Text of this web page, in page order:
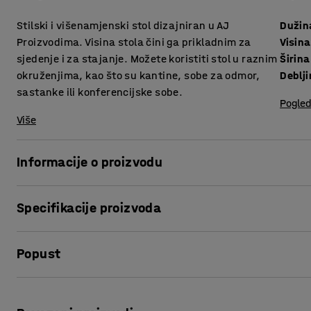
Stilski i višenamjenski stol dizajniran u AJ
Proizvodima. Visina stola čini ga prikladnim za
sjedenje i za stajanje. Možete koristiti stol u raznim
okruženjima, kao što su kantine, sobe za odmor,
sastanke ili konferencijske sobe.
Više
Visina
Širina
Informacije o proizvodu
unutar AJ Proizvoda i potpuno je jedinstven u seriji AJ
Stol se može koristiti u raznim okruženjima i pogodan je
Specifikacije proizvoda
Visina: 900
Površina ploče
Pravokutna
Popust